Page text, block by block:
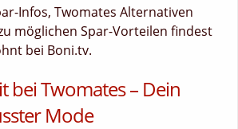
Infos, Twomates Alternativen
möglichen Spar-Vorteilen findest
bei Boni.tv.
bei Twomates – Dein
Mode